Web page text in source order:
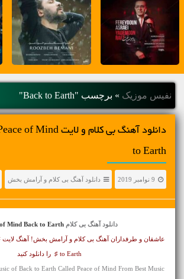
نفیس موزیک » برچسب "Back to Earth"
to Earth
9 نوامبر 2019 دانلود آهنگ بی کلام و آرامش بخش
دانلود آهنگ بی کلام Peace of Mind Back to Earth
to Earth ♯ را دانلود کنید
of Back to Earth Called Peace of Mind From Best Music